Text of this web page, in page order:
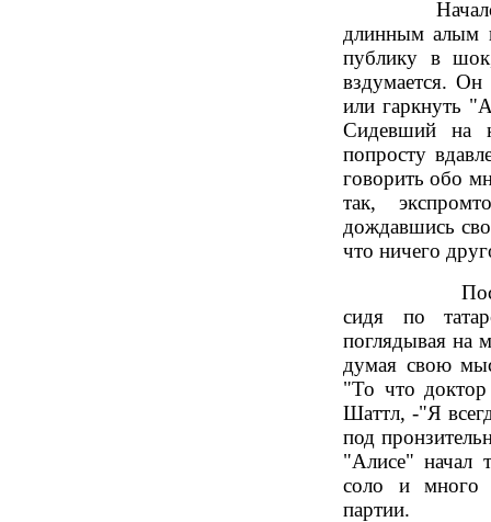
Начался
длинным алым
публику в
вздумается.
или гаркнуть
Сидевший на
попросту
говорить обо
так,
дождавшись
что ничего
После
сидя по
поглядывая на
думая свою
"То что
Шаттл, -"Я
под
"Алисе" начал
соло и много
партии.